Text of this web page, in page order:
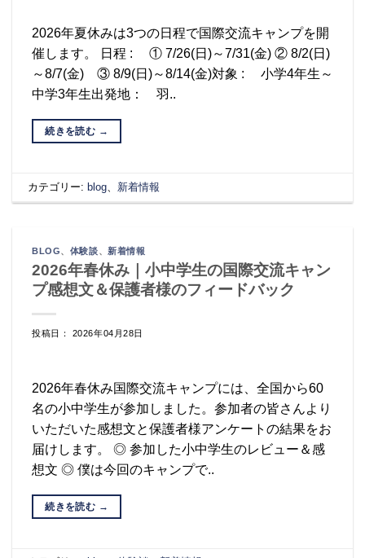
2026年夏休みは3つの日程で国際交流キャンプを開
催します。 日程 : ① 7/26(日)～7/31(金) ② 8/2(日)
～8/7(金) ③ 8/9(日)～8/14(金)対象 : 小学4年生～
中学3年生出発地： 羽..
続きを読む →
カテゴリー:blog 新着情報
BLOG、 体験談、新着情報
2026年春休み｜小中学生の国際交流キャン
プ感想文＆保護者様のフィードバック
投稿日： 2026年04月28日
2026年春休み国際交流キャンプには、全国から60
名の小中学生が参加しました。参加者の皆さんより
いただいた感想文と保護者様アンケートの結果をお
届けします。 ◎ 参加した小中学生のレビュー＆感
想文 ◎ 僕は今回のキャンプで..
続きを読む →